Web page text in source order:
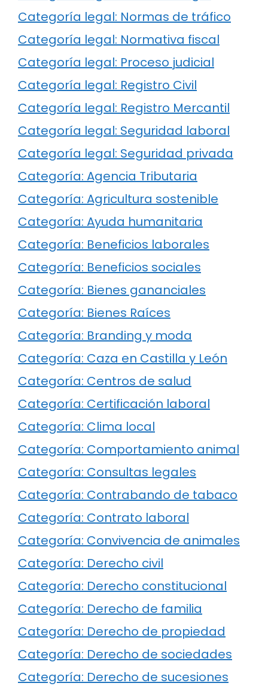
Categoría legal: Normas de tráfico
Categoría legal: Normativa fiscal
Categoría legal: Proceso judicial
Categoría legal: Registro Civil
Categoría legal: Registro Mercantil
Categoría legal: Seguridad laboral
Categoría legal: Seguridad privada
Categoría: Agencia Tributaria
Categoría: Agricultura sostenible
Categoría: Ayuda humanitaria
Categoría: Beneficios laborales
Categoría: Beneficios sociales
Categoría: Bienes gananciales
Categoría: Bienes Raíces
Categoría: Branding y moda
Categoría: Caza en Castilla y León
Categoría: Centros de salud
Categoría: Certificación laboral
Categoría: Clima local
Categoría: Comportamiento animal
Categoría: Consultas legales
Categoría: Contrabando de tabaco
Categoría: Contrato laboral
Categoría: Convivencia de animales
Categoría: Derecho civil
Categoría: Derecho constitucional
Categoría: Derecho de familia
Categoría: Derecho de propiedad
Categoría: Derecho de sociedades
Categoría: Derecho de sucesiones